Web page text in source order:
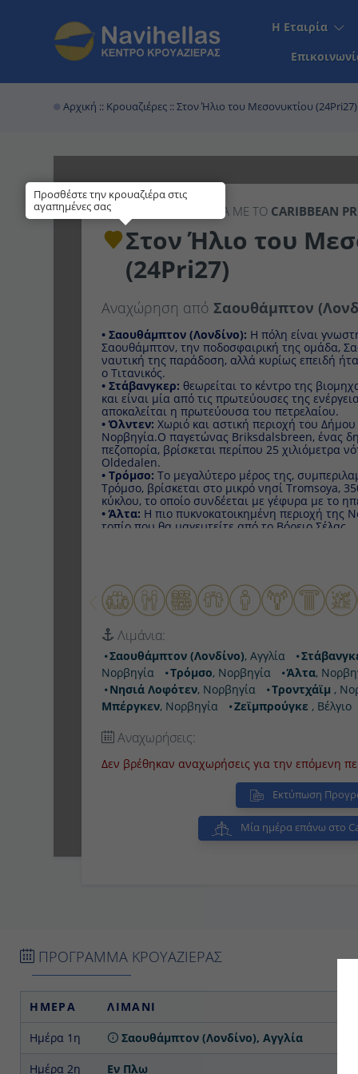
Η Εταιρία
Αρχική ::Κρουαζιέρες:: Στον Ήλιο του Μεσονυκτίου (24Pri27)
16ΉΜΕΡΗ ΚΡΟΥΑΖΙΕΡΑ ΜΕ ΤΟCARIBBEAN
Στον Ήλιο του
Αναχώρηση απόΣαουθάμπτον
• Σαουθάμπτον (Λονδίνο):H πόλη είναι γνωστή
Σαουθάμπτον, την ποδοσφαιρική της ομάδα,
ναυτική της παράδοση, αλλά κυρίως επειδή ήταν
Τιτανικός.
• Στάβανγκερ:θεωρείται το κέντρο της
μία από τις πρωτεύουσες της ενέργειας της
πρωτεύουσα του πετρελαίου.
• Όλντεν:Χωριό και αστική περιοχή του Δήμου
Νορβηγία.Ο παγετώνας Briksdalsbreen, ένας
βρίσκεται περίπου 25 χιλιόμετρα νότια, στο
• Τρόμσο: Το μεγαλύτερο μέρος της,
βρίσκεται στο μικρό νησί Tromsοya, 350
οποίο συνδέεται με γέφυρα με το ηπειρωτικό
• Άλτα:Η πιο πυκνοκατοικημένη περιοχή της
που θα μαγευτείτε από το Βόρειο Σέλας.
• Χόνινγκσβαγκ: Για να ακαλύψετε πως
περιοχή, με τα ακραία καιρικά φαινόμενα, θα
• Νησιά Λοφότεν:Ανήκουν στη Νορβηγία,
δεν είναι καθόλου μουντά, ομιχλώδη, άγρια και
Επιστημών και Τεχνολογίας.
• Αντάλσνες: Εδώ το καλοκαίρι ο ήλιος δεν δύει
εικοσιτετράωρο επικρατεί σκοτάδι.
• Μπέργκεν:
μητρόπολη των Φιορδ.
• Ζεϊμπρούγκε : Καλωσορίσατε στο Zeebrugge που
χωριό στις ακτές του Βελγίου, ένα υπέροχο
καφετέριες, μαρίνα και παραλία.
Λιμάνια:
Τρόμσο, Νορβηγία
Λοφότεν, Νορβηγία Τροντχάϊμ, Νορβηγία
Νορβηγία
Ζεϊμπρούγκε, Βέλγιο
Αναχωρήσεις:
Δεν βρέθηκαν αναχωρήσεις για την επόμενη
Εκτύπωση
Μία ημέρα επάνω στο
ΗΜΕΡΑ ΛΙΜΑΝΙ
Ημέρα 1η Σαουθάμπτον (Λονδίνο), Αγγλία
Ημέρα 2η Εν Πλω
Προσθέστε την κρουαζιέρα στις
αγαπημένες σας